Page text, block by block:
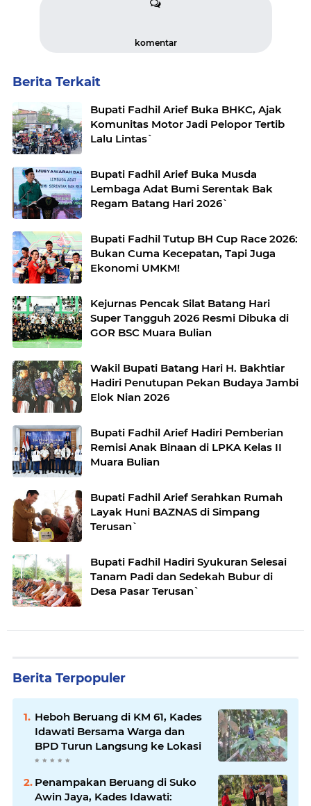
komentar
Berita Terkait
Bupati Fadhil Arief Buka BHKC, Ajak
Komunitas Motor Jadi Pelopor Tertib
Lalu Lintas`
Bupati Fadhil Arief Buka Musda
Lembaga Adat Bumi Serentak Bak
Regam Batang Hari 2026`
Bupati Fadhil Tutup BH Cup Race 2026:
Bukan Cuma Kecepatan, Tapi Juga
Ekonomi UMKM!
Kejurnas Pencak Silat Batang Hari
Super Tangguh 2026 Resmi Dibuka di
GOR BSC Muara Bulian
Wakil Bupati Batang Hari H. Bakhtiar
Hadiri Penutupan Pekan Budaya Jambi
Elok Nian 2026
Bupati Fadhil Arief Hadiri Pemberian
Remisi Anak Binaan di LPKA Kelas II
Muara Bulian
Bupati Fadhil Arief Serahkan Rumah
Layak Huni BAZNAS di Simpang
Terusan`
Bupati Fadhil Hadiri Syukuran Selesai
Tanam Padi dan Sedekah Bubur di
Desa Pasar Terusan`
Berita Terpopuler
Heboh Beruang di KM 61, Kades
Idawati Bersama Warga dan
BPD Turun Langsung ke Lokasi
Penampakan Beruang di Suko
Awin Jaya, Kades Idawati: